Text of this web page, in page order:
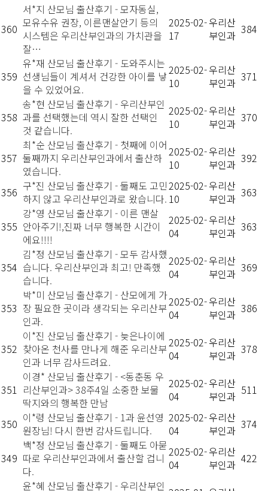
360
서*지 산모님 출산후기 - 모자동실,
모유수유 권장, 이른맨살안기 등의
시스템은 우리산부인과의 가치관을
잘…
2025-02-
17
우리산
부인과 384
359
유*재 산모님 출산후기 - 도와주시는
선생님들이 계셔서 건강한 아이를 낳
을 수 있었어요.
2025-02-
10
우리산
부인과 371
358
송*현 산모님 출산후기 - 우리산부인
과를 선택했는데 역시 잘한 선택인
것 같습니다.
2025-02-
10
우리산
부인과 370
357
최*순 산모님 출산후기 - 첫째에 이어
둘째까지 우리산부인과에서 출산하
였습니다.
2025-02-
10
우리산
부인과 392
356 구*진 산모님 출산후기 - 둘째도 고민
하지 않고 우리산부인과로 왔습니다.
2025-02-
10
우리산
부인과 363
355
강*영 산모님 출산후기 - 이른 맨살
안아주기!,진짜 너무 행복한 시간이
에요!!!!
2025-02-
04
우리산
부인과 363
354
김*정 산모님 출산후기 - 모두 감사했
습니다. 우리산부인과 최고! 만족했
습니다.
2025-02-
04
우리산
부인과 369
353
박*미 산모님 출산후기 - 산모에게 가
장 필요한 곳이라 생각되는 우리산부
인과.
2025-02-
04
우리산
부인과 386
352
이*진 산모님 출산후기 - 늦은나이에
찾아온 천사를 만나게 해준 우리산부
인과 너무 감사드려요.
2025-02-
04
우리산
부인과 378
351
이경* 산모님 출산후기 - <동춘동 우
리산부인과> 38주4일 소중한 보물
딱지와의 행복한 만남
2025-02-
04
우리산
부인과 511
350 이*령 산모님 출산후기 - 1과 윤선영
원장님! 다시 한번 감사드립니다.
2025-02-
04
우리산
부인과 374
349
백*정 산모님 출산후기 - 둘째도 아묻
따로 우리산부인과에서 출산할 겁니
다.
2025-02-
04
우리산
부인과 422
윤*혜 산모님 출산후기 - 우리산부인